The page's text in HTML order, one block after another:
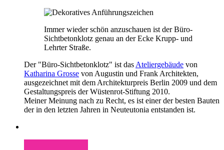
Immer wieder schön anzuschauen ist der Büro-
Sichtbetonklotz genau an der Ecke Krupp- und
Lehrter Straße.
Der "Büro-Sichtbetonklotz" ist das Ateliergebäude von
Katharina Grosse von Augustin und Frank Architekten,
ausgezeichnet mit dem Architekturpreis Berlin 2009 und dem
Gestaltungspreis der Wüstenrot-Stiftung 2010.
Meiner Meinung nach zu Recht, es ist einer der besten Bauten
der in den letzten Jahren in Neuteutonia entstanden ist.